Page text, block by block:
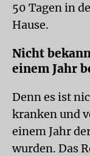
50 Tagen in
Hause.
Nicht
einem Jahr
Denn es ist
kranken und
einem Jahr
wurden. Das